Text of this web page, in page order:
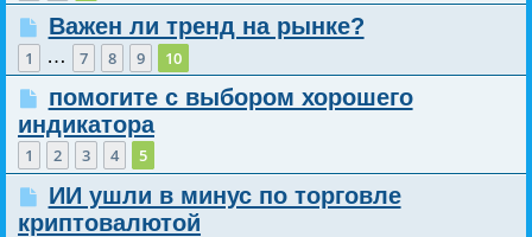
Важен ли тренд на рынке?
1 … 7 8 9 10
помогите с выбором хорошего
индикатора
1 2 3 4 5
ИИ ушли в минус по торговле
криптовалютой